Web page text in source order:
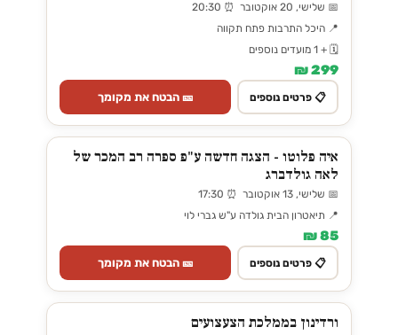
📅 שלישי, 20 אוקטובר ⏰ 20:30
📍 היכל התרבות פתח תקווה
🗓️ + 1 מועדים נוספים
299 ₪
📋 פרטים נוספים 🎫 הבטח את מקומך
איה פלוטו - הצגה חדשה ע"פ ספרה רב המכר של
לאה גולדברג
📅 שלישי, 13 אוקטובר ⏰ 17:30
📍 תיאטרון הבית גולדה ע"ש גברי לוי
85 ₪
📋 פרטים נוספים 🎫 הבטח את מקומך
ורדינון בממלכת הצעצועים